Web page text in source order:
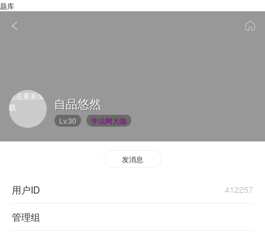
题库
点击重新加
载
自品悠然
Lv.30 学法网大咖
发消息
用户ID 412257
管理组